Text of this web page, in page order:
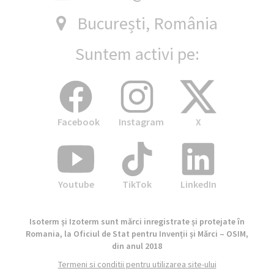
București, România
Suntem activi pe:
Facebook Instagram X
Youtube TikTok LinkedIn
Isoterm și Izoterm sunt mărci inregistrate și protejate în
Romania, la Oficiul de Stat pentru Invenții și Mărci – OSIM,
din anul 2018
Termeni si conditii pentru utilizarea site-ului